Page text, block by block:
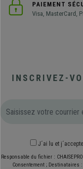
PAIEMENT
Visa, MasterCard,
INSCRIVEZ-
J´ai lu et j´accepte
Responsable du fichier :
Consentement ; Destinataires